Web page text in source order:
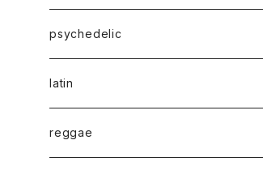
psychedelic
latin
reggae